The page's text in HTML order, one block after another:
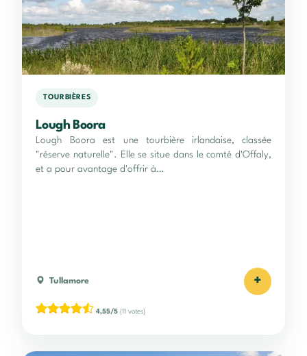
TOURBIÈRES
Lough Boora
Lough Boora est une tourbière irlandaise, classée
"réserve naturelle". Elle se situe dans le comté d'Offaly,
et a pour avantage d'offrir à…
Tullamore +
4,55/5 (11 votes)